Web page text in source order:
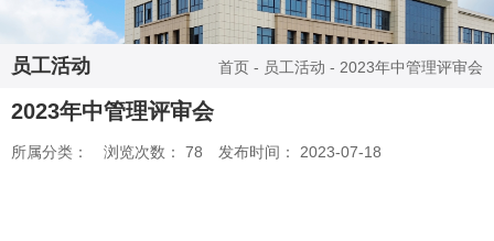
员工活动 首页 - 员工活动 - 2023年中管理评审会
2023年中管理评审会
所属分类： 浏览次数： 78 发布时间： 2023-07-18